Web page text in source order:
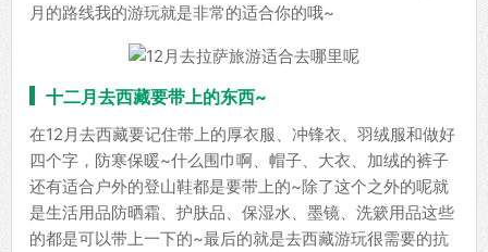
月的路线我的游玩就是非常的适合你的哦~
十二月去西藏要带上的东西~
在12月去西藏要记住带上的厚衣服、冲锋衣、羽绒服和做好
四个字，防寒保暖~什么围巾啊、帽子、大衣、加绒的裤子
还有适合户外的登山鞋都是要带上的~除了这个之外的呢就
是生活用品防晒霜、护肤品、保湿水、墨镜、洗簌用品这些
的都是可以带上一下的~最后的就是去西藏游玩很需要的抗